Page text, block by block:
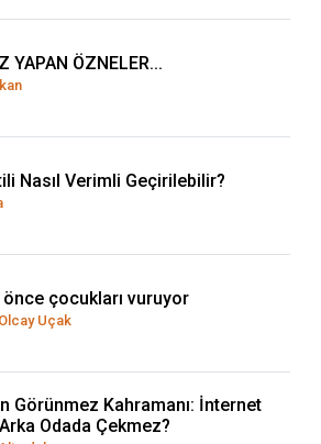
YAPAN ÖZNELER...
Nasıl Verimli Geçirilebilir?
önce çocukları vuruyor
Uçak
Görünmez Kahramanı: İnternet
Odada Çekmez?